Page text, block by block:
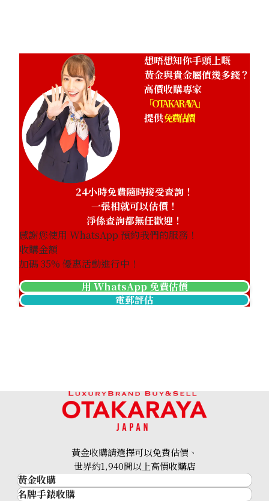
想唔想知你手頭上嘅
黃金與貴金屬值幾多錢？
高價收購專家
「OTAKARAYA」
提供免費估價
24小時免費隨時接受查詢！
一張相就可以估價！
淨係查詢都無任歡迎！
感謝您使用 WhatsApp 預約我們的服務！
收購金額
加碼35% 優惠活動進行中！
用 WhatsApp 免費估價
電郵評估
黃金收購請選擇可以免費估價、
世界約1,940間以上高價收購店
黃金收購
黃金･金條
名牌手錶收購